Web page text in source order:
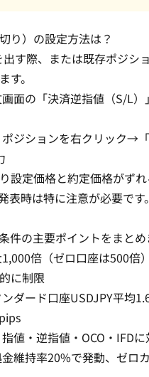
り）の設定方法は？
す際、または既存ポジシ
す。
面の「決済逆指値（S/L）
ポジションを右クリック→
設定価格と約定価格がず
表時は特に注意が必要です。
件の主要ポイントをまとめ
倍（ゼロ口座は500倍
に制限
ダード口座USDJPY平均
値・逆指値・OCO・IFD
維持率20%で発動、ゼロ